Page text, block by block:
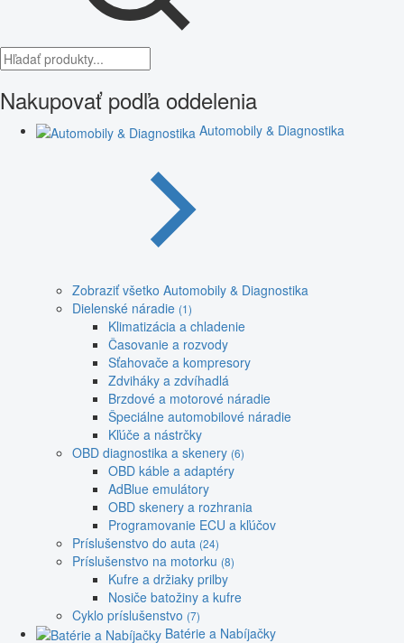
Nakupovať podľa oddelenia
Automobily & Diagnostika
Zobraziť všetko Automobily & Diagnostika
Dielenské náradie (1)
Klimatizácia a chladenie
Časovanie a rozvody
Sťahovače a kompresory
Zdviháky a zdvíhadlá
Brzdové a motorové náradie
Špeciálne automobilové náradie
Kľúče a nástrčky
OBD diagnostika a skenery (6)
OBD káble a adaptéry
AdBlue emulátory
OBD skenery a rozhrania
Programovanie ECU a kľúčov
Príslušenstvo do auta (24)
Príslušenstvo na motorku (8)
Kufre a držiaky prilby
Nosiče batožiny a kufre
Cyklo príslušenstvo (7)
Batérie a Nabíjačky